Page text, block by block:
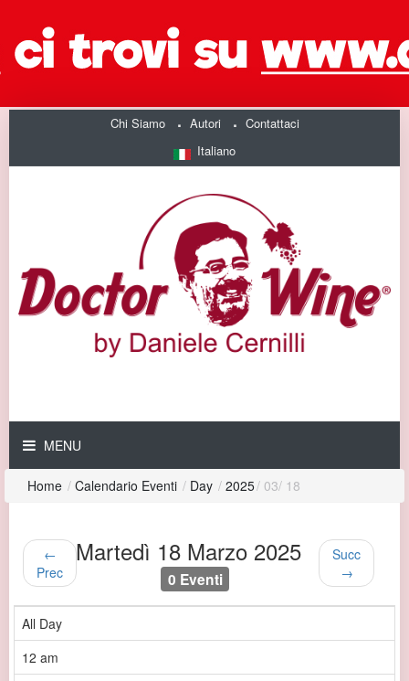
Chi Siamo Autori
Contattaci
Italiano
MENU
Home / Calendario Eventi / Day / 2025/ 03/ 18
←
Prec
Martedì 18 Marzo 2025
0 Eventi
Succ
→
All Day
12 am